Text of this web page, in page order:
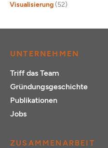
Visualisierung (52)
UNTERNEHMEN
Triff das Team
Gründungsgeschichte
Publikationen
Jobs
ZUSAMMENARBEIT